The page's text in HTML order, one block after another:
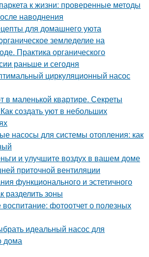
к жизни: проверенные методы
наводнения
для домашнего уюта
земледелие на
Практика органического
раньше и сегодня
циркуляционный насос
в маленькой квартире. Секреты
создать уют в небольших
насосы для системы отопления: как
и улучшите воздух в вашем доме
приточной вентиляции
функционального и эстетичного
разделить зоны
воспитание: фотоотчет о полезных
идеальный насос для
дома